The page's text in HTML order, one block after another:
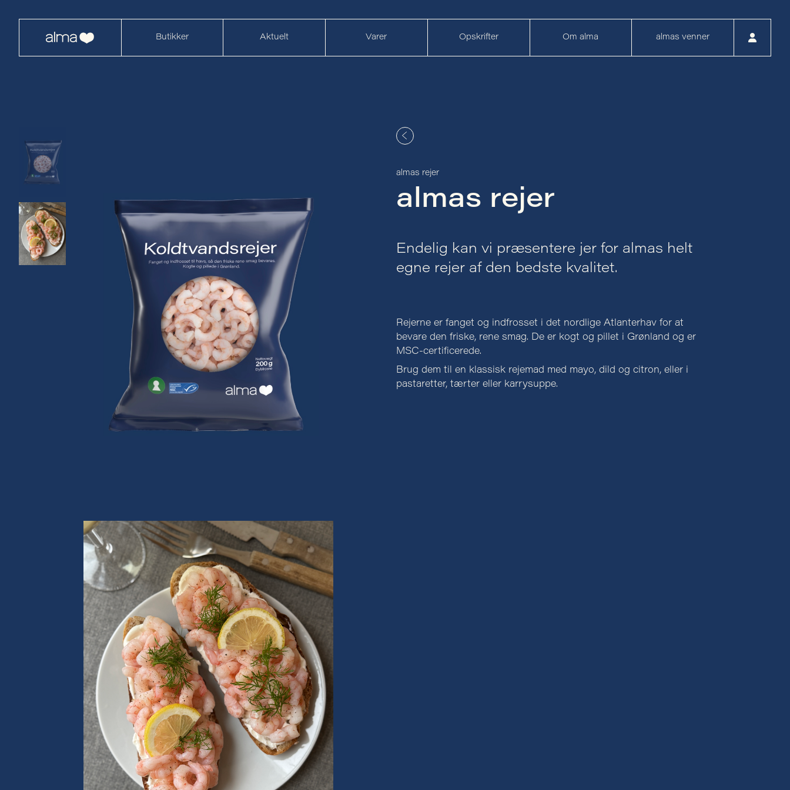
Butikker Aktuelt Varer Opskrifter Om alma almas venner
almas rejer
almas rejer
Endelig kan vi præsentere jer for almas helt
egne rejer af den bedste kvalitet.
Rejerne er fanget og indfrosset i det nordlige Atlanterhav for at
bevare den friske, rene smag. De er kogt og pillet i Grønland og er
MSC-certificerede.
Brug dem til en klassisk rejemad med mayo, dild og citron, eller i
pastaretter, tærter eller karrysuppe.